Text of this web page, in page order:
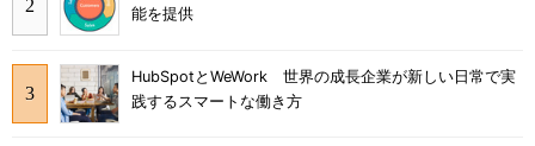
能を提供
HubSpotとWeWork 世界の成長企業が新しい日常で実
践するスマートな働き方